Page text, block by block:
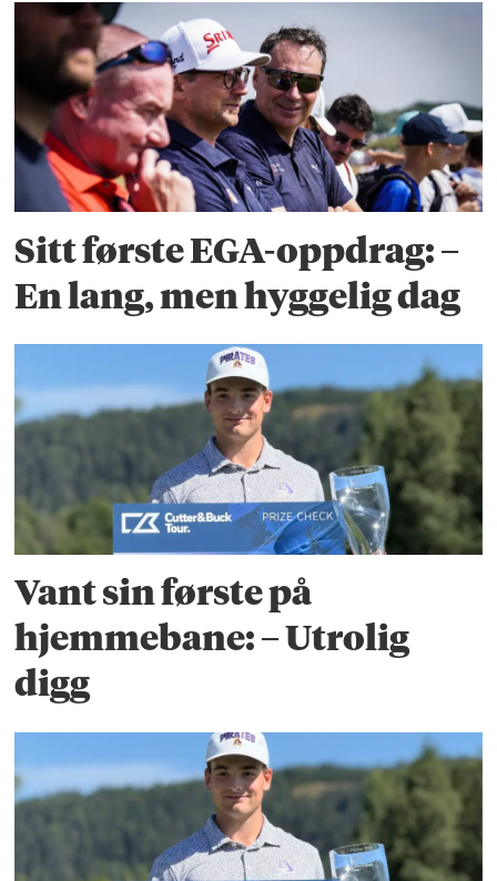
Sitt første EGA-oppdrag: –
En lang, men hyggelig dag
Vant sin første på
hjemmebane: – Utrolig
digg